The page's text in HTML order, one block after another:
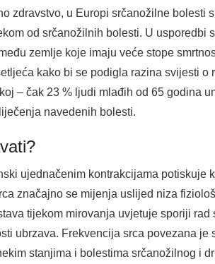
zdravstvo, u Europi srčanožilne bolesti
od srčanožilnih bolesti. U usporedbi
zemlje koje imaju veće stope
kako bi se podigla razina svijesti
– čak 23 % ljudi mlađih od 65 godina
navedenih bolesti.
ujednačenim kontrakcijama potiskuje
značajno se mijenja uslijed niza
tijekom mirovanja uvjetuje sporiji
ubrzava. Frekvencija srca povezana
stanjima i bolestima srčanožilnog i